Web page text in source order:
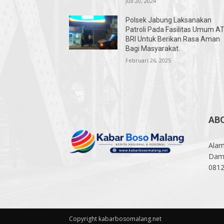
Polsek Jabung Laksanakan
Patroli Pada Fasilitas Umum
BRI Untuk Berikan Rasa Aman
Bagi Masyarakat.
Februari 26, 2025
Copyright kabarbosomalang.net